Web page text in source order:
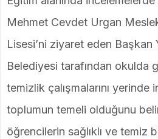
Mehmet Cevdet Urgan
Lisesi’ni ziyaret eden Başkan
Belediyesi tarafından okulda
temizlik çalışmalarını yerinde
toplumun temeli olduğunu
öğrencilerin sağlıklı ve temiz